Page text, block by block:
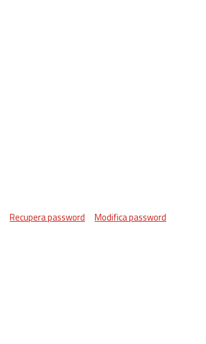
Recupera password Modifica password